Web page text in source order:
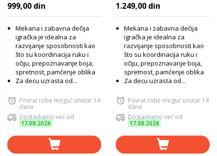
999,00 din
Mekana i zabavna dečija
igračka je idealna za
razvijanje sposobnosti kao
što su koordinacija ruku i
očiju, prepoznavanje boja,
spretnost, pamćenje oblika
Za decu uzrasta od...
Povrat robe moguć unutar 14
dana
Dostavljamo već od
17.08.2026
1.249,00 din
Mekana i zabavna dečija
igračka je idealna za
razvijanje sposobnosti kao
što su koordinacija ruku i
očiju, prepoznavanje boja,
spretnost, pamćenje oblika
Za decu uzrasta od...
Povrat robe moguć unutar 14
dana
Dostavljamo već od
17.08.2026